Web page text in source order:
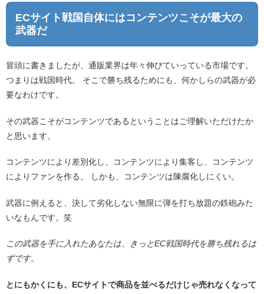
ECサイト戦国自体にはコンテンツこそが最大の
武器だ
冒頭に書きましたが、通販業界は年々伸びていっている市場です。
つまりは戦国時代。 そこで勝ち残るためにも、何かしらの武器が必
要なわけです。
その武器こそがコンテンツであるということはご理解いただけたか
と思います。
コンテンツにより差別化し、コンテンツにより集客し、コンテンツ
によりファンを作る。 しかも、コンテンツは陳腐化しにくい。
武器に例えると、決して劣化しない無限に弾を打ち放題の鉄砲みた
いなもんです。笑
この武器を手に入れたあなたは、きっとEC戦国時代を勝ち残れるは
ずです。
とにもかくにも、ECサイトで商品を並べるだけじゃ売れなくなって